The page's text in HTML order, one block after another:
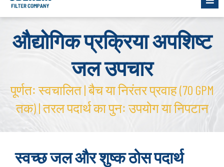
औद्योगिक प्रक्रिया अपशिष्ट
जल उपचार
पूर्णतः स्वचालित | बैच या निरंतर प्रवाह (70 GPM
तक) | तरल पदार्थ का पुनः उपयोग या निपटान
स्वच्छ जल और शुष्क ठोस पदार्थ